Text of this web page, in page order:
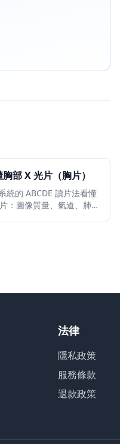
部 X 光片（胸片）
統的 ABCDE 讀片法看懂
：圖像質量、氣道、肺
法律
隱私政策
服務條款
退款政策